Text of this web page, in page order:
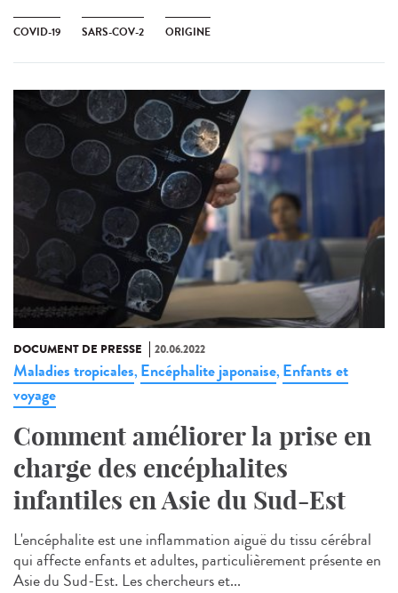
COVID-19 SARS-COV-2 ORIGINE
DOCUMENT DE PRESSE 20.06.2022
Maladies tropicales, Encéphalite japonaise, Enfants et
voyage
Comment améliorer la prise en
charge des encéphalites
infantiles en Asie du Sud-Est
L'encéphalite est une inflammation aiguë du tissu cérébral
qui affecte enfants et adultes, particulièrement présente en
Asie du Sud-Est. Les chercheurs et...